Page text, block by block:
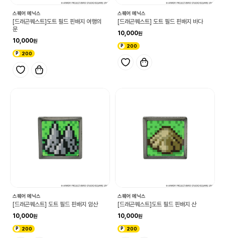
스퀘어 에닉스
[드래곤퀘스트]도트 필드 핀배지 여행의
문
10,000
200
스퀘어 에닉스
[드래곤퀘스트] 도트 필드 핀배지 바다
10,000
200
스퀘어 에닉스
[드래곤퀘스트] 도트 필드 핀배지 암산
10,000
200
스퀘어 에닉스
[드래곤퀘스트]도트 필드 핀배지 산
10,000
200